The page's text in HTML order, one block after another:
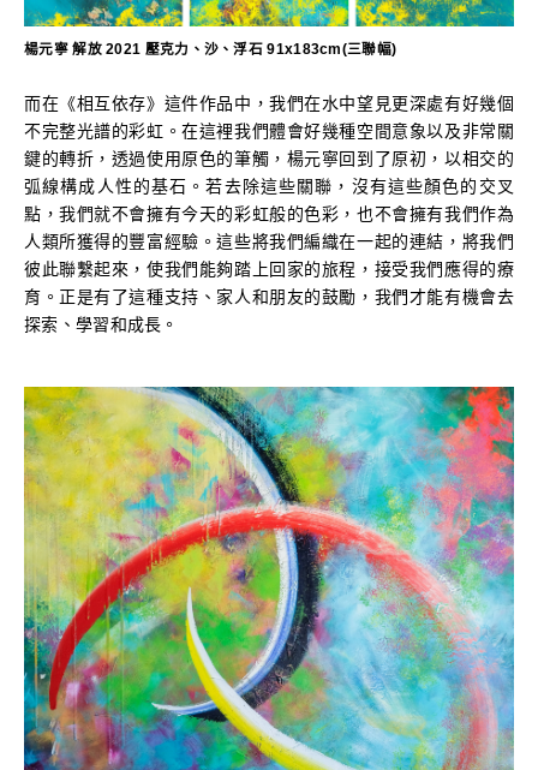
楊元寧 解放 2021 壓克力、沙、浮石 91x183cm(三聯幅)
而在《相互依存》這件作品中，我們在水中望見更深處有好幾個
不完整光譜的彩虹。在這裡我們體會好幾種空間意象以及非常關
鍵的轉折，透過使用原色的筆觸，楊元寧回到了原初，以相交的
弧線構成人性的基石。若去除這些關聯，沒有這些顏色的交叉
點，我們就不會擁有今天的彩虹般的色彩，也不會擁有我們作為
人類所獲得的豐富經驗。這些將我們編織在一起的連結，將我們
彼此聯繫起來，使我們能夠踏上回家的旅程，接受我們應得的療
育。正是有了這種支持、家人和朋友的鼓勵，我們才能有機會去
探索、學習和成長。